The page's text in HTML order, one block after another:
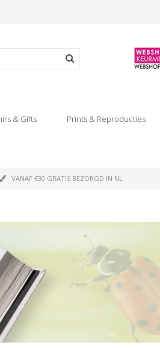
& Gifts Prints & Reproducties
VANAF €30 GRATIS BEZORGD IN NL